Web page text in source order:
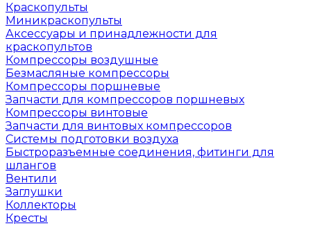
Краскопульты
Миникраскопульты
Аксессуары и принадлежности для
краскопультов
Компрессоры воздушные
Безмасляные компрессоры
Компрессоры поршневые
Запчасти для компрессоров поршневых
Компрессоры винтовые
Запчасти для винтовых компрессоров
Системы подготовки воздуха
Быстроразъемные соединения, фитинги для
шлангов
Вентили
Заглушки
Коллекторы
Кресты